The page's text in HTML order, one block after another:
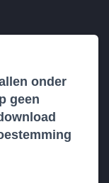
onder
geen